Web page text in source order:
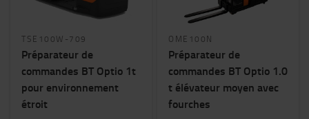
TSE100W-709
Préparateur de
commandes BT Optio 1t
pour environnement
étroit
OME100N
Préparateur de
commandes BT Optio 1.0
t élévateur moyen avec
fourches